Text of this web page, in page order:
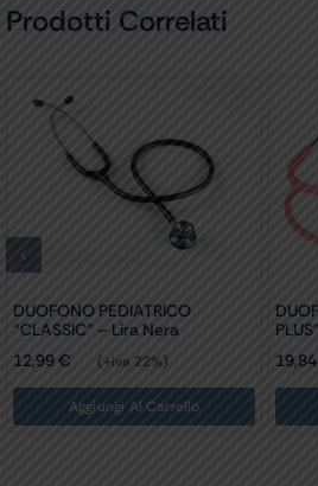
Prodotti Correlati
Nera
22%)
Al Carrello
DUOFONO
PLUS” – Lira Rosa
19,84
(+iva 22%)
Aggiungi Al